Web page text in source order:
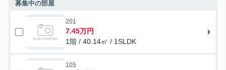
募集中の部屋
201
7.45万円
1階 / 40.14㎡ / 1SLDK
105